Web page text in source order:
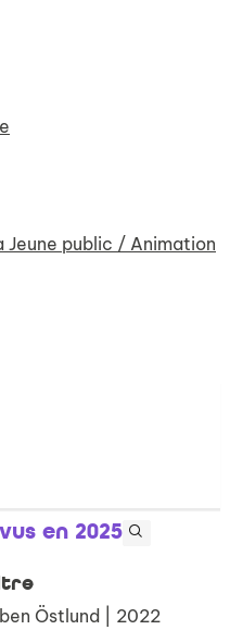
Jeune public / Animation
en 2025
Östlund | 2022